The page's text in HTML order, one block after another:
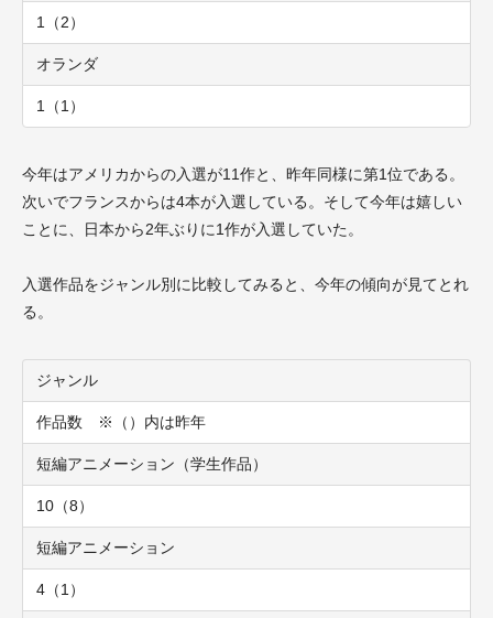
1（2）
オランダ
1（1）
今年はアメリカからの入選が11作と、昨年同様に第1位である。
次いでフランスからは4本が入選している。そして今年は嬉しい
ことに、日本から2年ぶりに1作が入選していた。
入選作品をジャンル別に比較してみると、今年の傾向が見てとれ
る。
ジャンル
作品数 ※（）内は昨年
短編アニメーション（学生作品）
10（8）
短編アニメーション
4（1）